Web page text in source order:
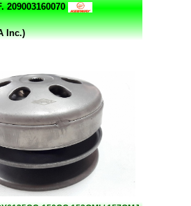
209003160070
Inc.)